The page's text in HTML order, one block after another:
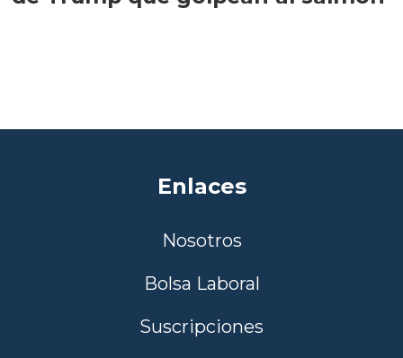
Enlaces
Nosotros
Bolsa Laboral
Suscripciones